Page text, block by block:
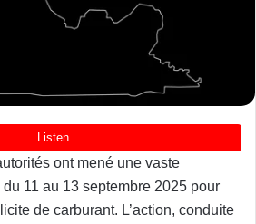
ont mené une vaste
11 au 13 septembre 2025 pour
de carburant. L’action, conduite